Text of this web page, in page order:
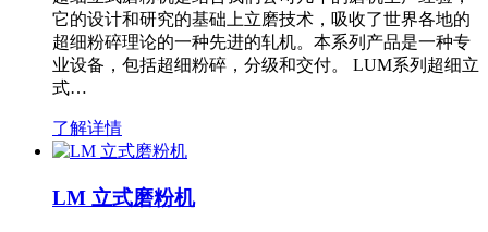
它的设计和研究的基础上立磨技术，吸收了世界各地的
超细粉碎理论的一种先进的轧机。本系列产品是一种专
业设备，包括超细粉碎，分级和交付。 LUM系列超细立
式…
了解详情
LM 立式磨粉机